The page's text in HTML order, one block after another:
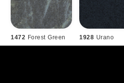
1472 Forest Green 1928 Urano